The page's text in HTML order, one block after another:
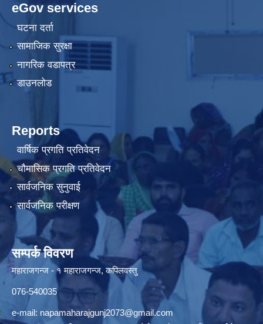
eGov services
घटना दर्ता
सामाजिक सुरक्षा
नागरिक वडापत्र
डाउनलोड
Reports
वार्षिक प्रगति प्रतिवेदन
चौमासिक प्रगति प्रतिवेदन
सार्वजनिक सुनुवाई
सार्वजनिक परीक्षण
सम्पर्क विवरण
महाराजगन्ज - १ महाराजगन्ज, कपिलवस्तु
076-540035
e-mail: napamaharajgunj2073@gmail.com